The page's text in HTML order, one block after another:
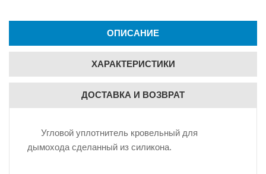
ОПИСАНИЕ
ХАРАКТЕРИСТИКИ
ДОСТАВКА И ВОЗВРАТ
Угловой уплотнитель кровельный для
дымохода сделанный из силикона.